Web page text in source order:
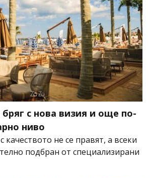
с нова визия и още по-
ниво
качеството не се правят, а всеки
подбран от специализирани